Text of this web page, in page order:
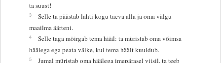
ta suust!
3
Selle ta päästab lahti kogu taeva alla ja oma välgu
maailma äärteni.
4
Selle taga möirgab tema hääl: ta müristab oma võimsa
häälega ega peata välke, kui tema häält kuuldub.
5
Jumal müristab oma häälega imepärasel viisil, ta teeb